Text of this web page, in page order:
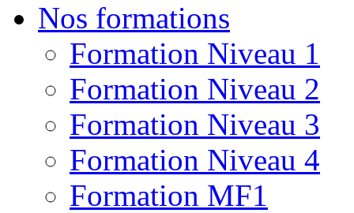
Nos formations
Formation Niveau 1
Formation Niveau 2
Formation Niveau 3
Formation Niveau 4
Formation MF1